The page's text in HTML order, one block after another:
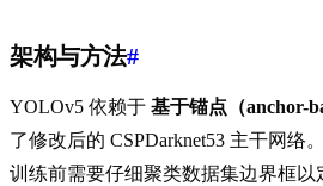
架构与方法#
YOLOv5 依赖于 基于锚点（anchor-
了修改后的 CSPDarknet53 主干网络
训练前需要仔细聚类数据集边界框